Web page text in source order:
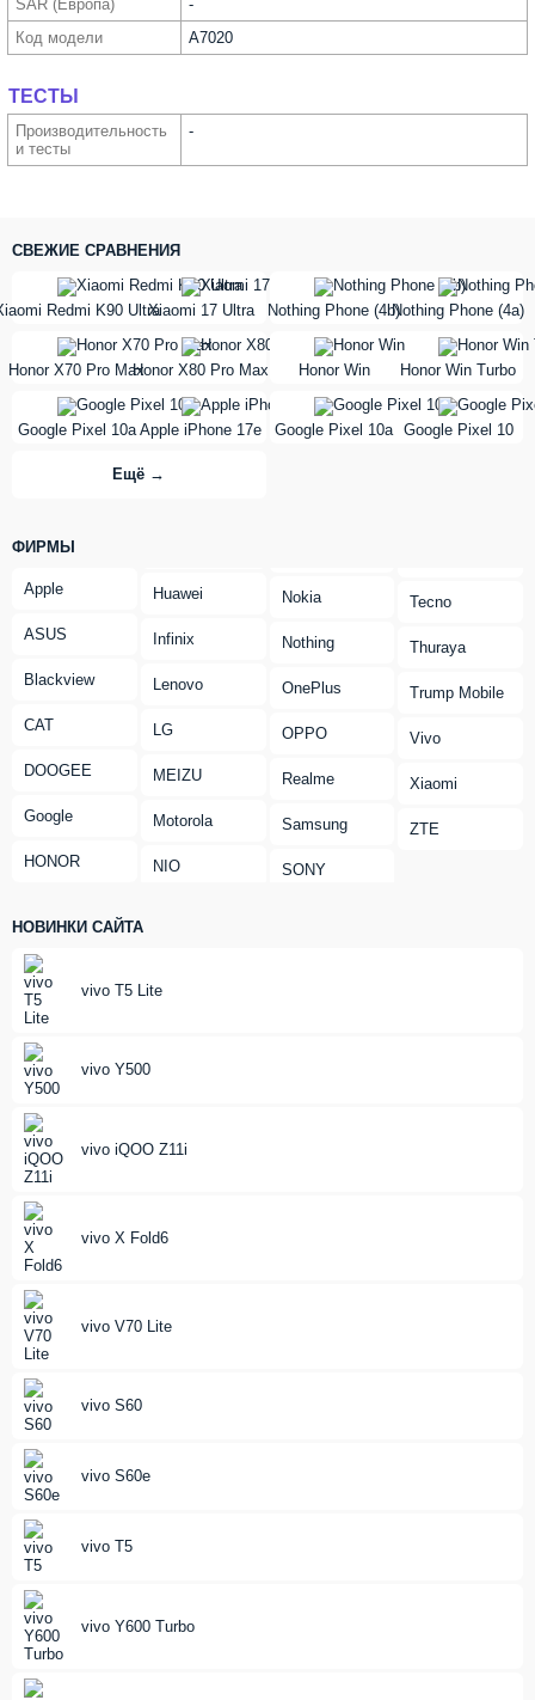
SAR (Европа)
-
Код модели
A7020
ТЕСТЫ
Производи­тельность
и тесты
-
СВЕЖИЕ СРАВНЕНИЯ
Redmi K90 Ultra
vs
Xiaomi 17 Ultra
Nothing Phone (4b)
vs
Nothing Phone (4a)
Honor X70 Pro Max
vs
Honor X80 Pro Max
Honor Win
vs
Honor Win Turbo
Google Pixel 10a
vs
Apple iPhone 17e
Google Pixel 10a
vs
Google Pixel 10
Ещё →
ФИРМЫ
Apple
ASUS
Blackview
CAT
DOOGEE
Google
HONOR
Huawei
Infinix
Lenovo
LG
MEIZU
Motorola
NIO
Nokia
Nothing
OnePlus
OPPO
Realme
Samsung
SONY
Tecno
Thuraya
Trump Mobile
Vivo
Xiaomi
ZTE
НОВИНКИ САЙТА
vivo T5 Lite
vivo Y500
vivo iQOO Z11i
vivo X Fold6
vivo V70 Lite
vivo S60
vivo S60e
vivo T5
vivo Y600 Turbo